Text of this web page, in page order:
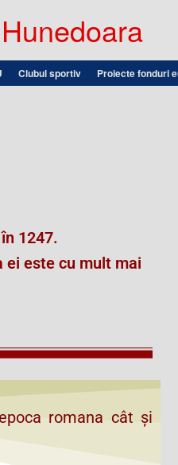
Clubul sportiv Proiecte fonduri
1247.
ei este cu mult mai
romana cât și